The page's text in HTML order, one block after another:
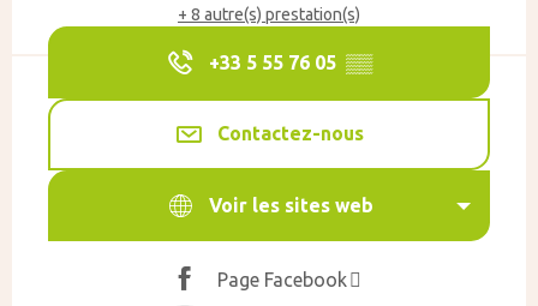
+ 8 autre(s) prestation(s)
+33 5 55 76 05 ▒▒
Contactez-nous
Voir les sites web
Page Facebook